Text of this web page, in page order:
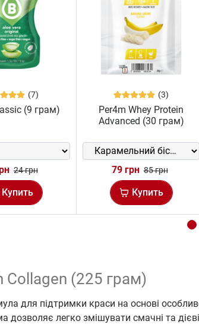
(7)
(9 грам)
24 грн
Купить
(3)
Per4m Whey Protein
Advanced (30 грам)
79 грн 85 грн
Купить
Collagen (225 грам)
для підтримки краси на основі
легко змішувати смачні та дієві